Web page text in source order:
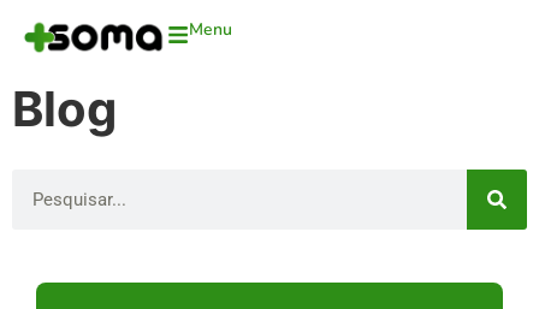
Menu
Blog